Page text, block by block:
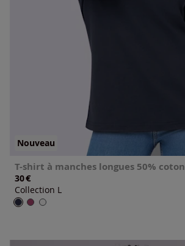
Nouveau
T-shirt à manches longues 50% coton
30€
Collection L